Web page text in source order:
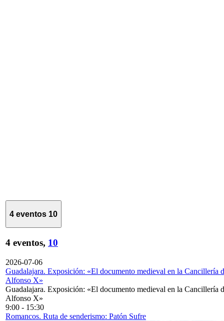
4 eventos 10
4 eventos, 10
2026-07-06
Guadalajara. Exposición: «El documento medieval en la Cancillería
Alfonso X»
Guadalajara. Exposición: «El documento medieval en la Cancillería
Alfonso X»
9:00 - 15:30
Romancos. Ruta de senderismo: Patón Sufre